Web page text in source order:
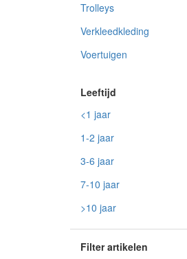
Trolleys
Verkleedkleding
Voertuigen
<1 jaar
1-2 jaar
3-6 jaar
7-10 jaar
>10 jaar
Filter artikelen